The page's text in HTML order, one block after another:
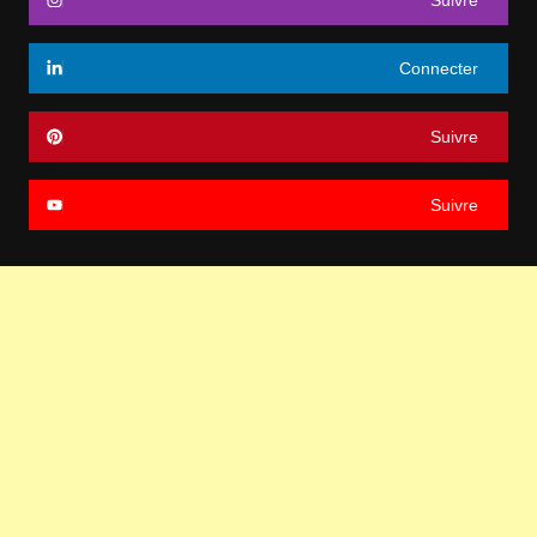
Connecter
Suivre
Suivre